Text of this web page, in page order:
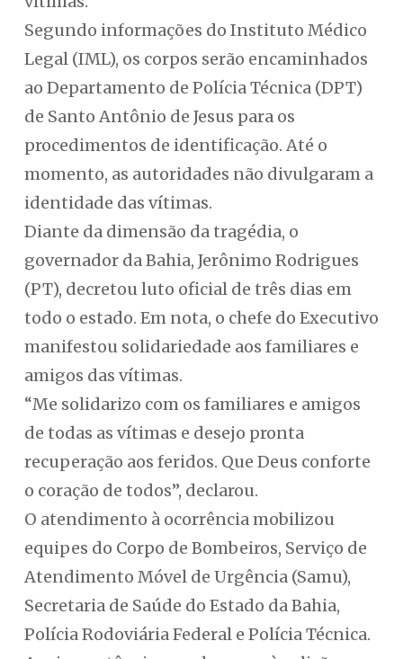
Segundo informações do Instituto Médico
Legal (IML), os corpos serão encaminhados
ao Departamento de Polícia Técnica (DPT)
de Santo Antônio de Jesus para os
procedimentos de identificação. Até o
momento, as autoridades não divulgaram a
identidade das vítimas.
Diante da dimensão da tragédia, o
governador da Bahia, Jerônimo Rodrigues
(PT), decretou luto oficial de três dias em
todo o estado. Em nota, o chefe do Executivo
manifestou solidariedade aos familiares e
amigos das vítimas.
“Me solidarizo com os familiares e amigos
de todas as vítimas e desejo pronta
recuperação aos feridos. Que Deus conforte
o coração de todos”, declarou.
O atendimento à ocorrência mobilizou
equipes do Corpo de Bombeiros, Serviço de
Atendimento Móvel de Urgência (Samu),
Secretaria de Saúde do Estado da Bahia,
Polícia Rodoviária Federal e Polícia Técnica.